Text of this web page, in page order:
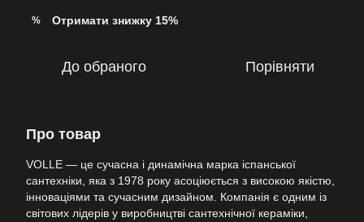
% Отримати знижку 15%
До обраного Порівняти
Про товар
VOLLE — це сучасна і динамічна марка іспанської
сантехніки, яка з 1978 року асоціюється з високою якістю,
інноваціями та сучасним дизайном. Компанія є одним із
світових лідерів у виробництві сантехнічної кераміки,